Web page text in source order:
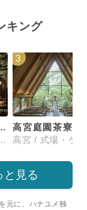
キング
グス 博多
ゲストハウス
3
高宮庭園茶寮
と見る
元に、ハナユメ独